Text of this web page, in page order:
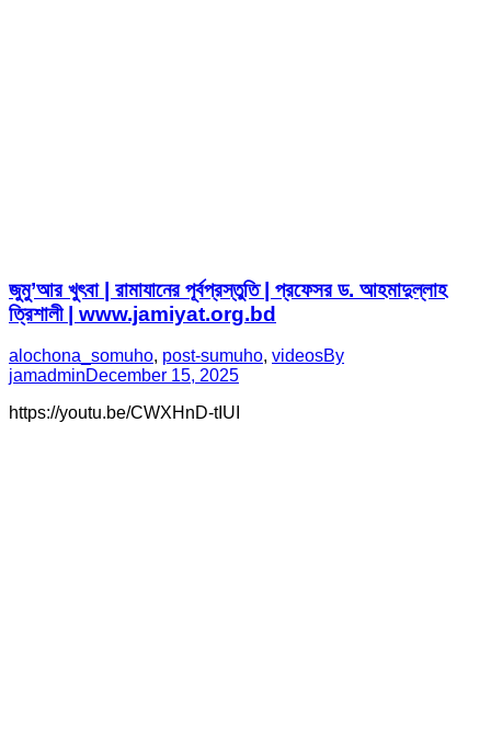
জুমু’আর খুৎবা | রামাযানের পূর্বপ্রস্তুতি | প্রফেসর ড. আহমাদুল্লাহ
ত্রিশালী | www.jamiyat.org.bd
alochona_somuho, post-sumuho, videosBy
jamadminDecember 15, 2025
https://youtu.be/CWXHnD-tIUI